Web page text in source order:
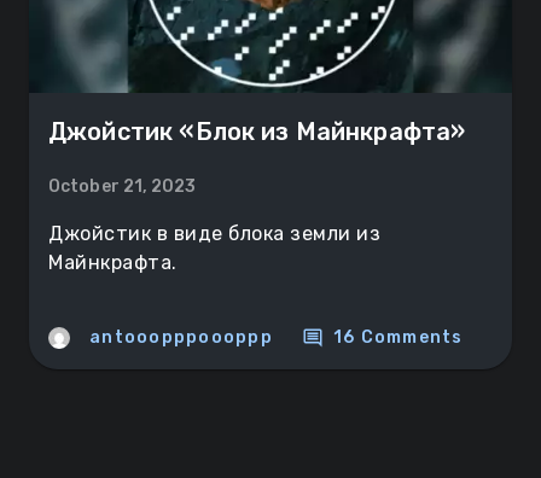
Джойстик «Блок из Майнкрафта»
October 21, 2023
Джойстик в виде блока земли из
Майнкрафта.
antooopppoooppp comment 16 Comments